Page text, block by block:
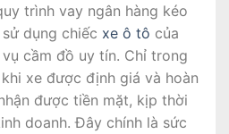
trình vay ngân hàng kéo
dụng chiếc xe ô tô của
cầm đồ uy tín. Chỉ trong
xe được định giá và hoàn
được tiền mặt, kịp thời
doanh. Đây chính là sức